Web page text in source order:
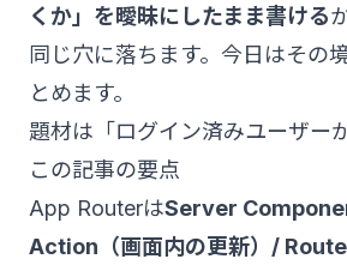
くか」を曖昧にしたまま書ける
同じ穴に落ちます。今日はその
とめます。
題材は「ログイン済みユーザー
この記事の要点
App RouterはServer
Action（画面内の更新）/